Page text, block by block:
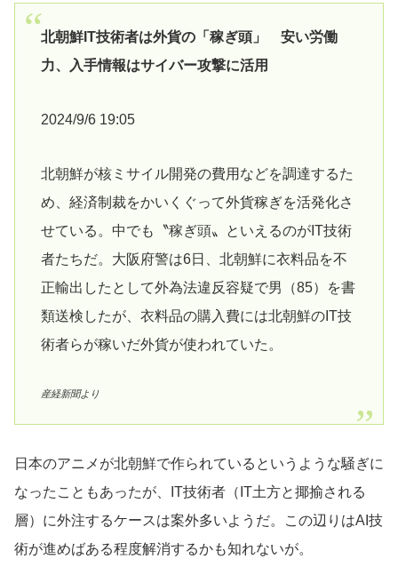
北朝鮮IT技術者は外貨の「稼ぎ頭」 安い労働
力、入手情報はサイバー攻撃に活用
2024/9/6 19:05
北朝鮮が核ミサイル開発の費用などを調達するた
め、経済制裁をかいくぐって外貨稼ぎを活発化さ
せている。中でも〝稼ぎ頭〟といえるのがIT技術
者たちだ。大阪府警は6日、北朝鮮に衣料品を不
正輸出したとして外為法違反容疑で男（85）を書
類送検したが、衣料品の購入費には北朝鮮のIT技
術者らが稼いだ外貨が使われていた。
産経新聞より
日本のアニメが北朝鮮で作られているというような騒ぎに
なったこともあったが、IT技術者（IT土方と揶揄される
層）に外注するケースは案外多いようだ。この辺りはAI技
術が進めばある程度解消するかも知れないが。